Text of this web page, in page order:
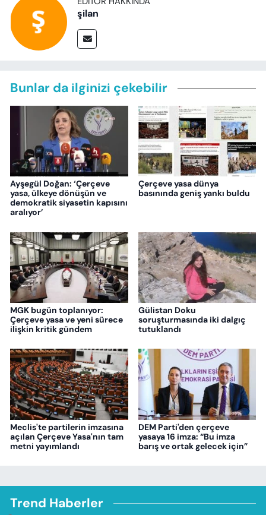
şilan
Bunlar da ilginizi çekebilir
Ayşegül Doğan: ‘Çerçeve
yasa, ülkeye dönüşün ve
demokratik siyasetin kapısını
aralıyor’
Çerçeve yasa dünya
basınında geniş yankı buldu
MGK bugün toplanıyor:
Çerçeve yasa ve yeni sürece
ilişkin kritik gündem
Gülistan Doku
soruşturmasında iki dalgıç
tutuklandı
Meclis'te partilerin imzasına
açılan Çerçeve Yasa'nın tam
metni yayımlandı
DEM Parti'den çerçeve
yasaya 16 imza: “Bu imza
barış ve ortak gelecek için”
Trend Haberler